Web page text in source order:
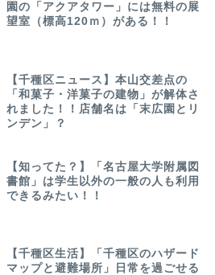
園の「アクアタワー」には無料の展
望室（標高120ｍ）がある！！
【千種区ニュース】本山交差点の
「和菓子・洋菓子の建物」が解体さ
れました！！店舗名は「末広園とリ
ンデン」？
【知ってた？】「名古屋大学附属図
書館」は学生以外の一般の人も利用
できるみたい！！
【千種区生活】「千種区のハザード
マップと避難場所」日常を過ごせる